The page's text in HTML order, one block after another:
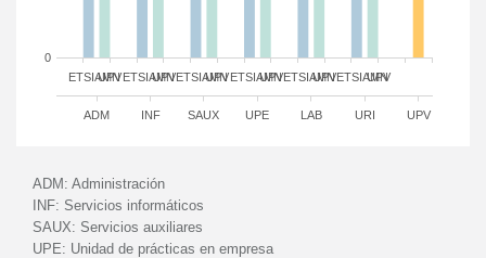
ETSIAMN ETSIAMNETSIAMN ETSIAMNETSIAMNETSIAMN
UPV UPV UPV UPV UPV UPV
ADM INF SAUX UPE LAB URI UPV
0
ADM: Administración
INF: Servicios informáticos
SAUX: Servicios auxiliares
UPE: Unidad de prácticas en empresa